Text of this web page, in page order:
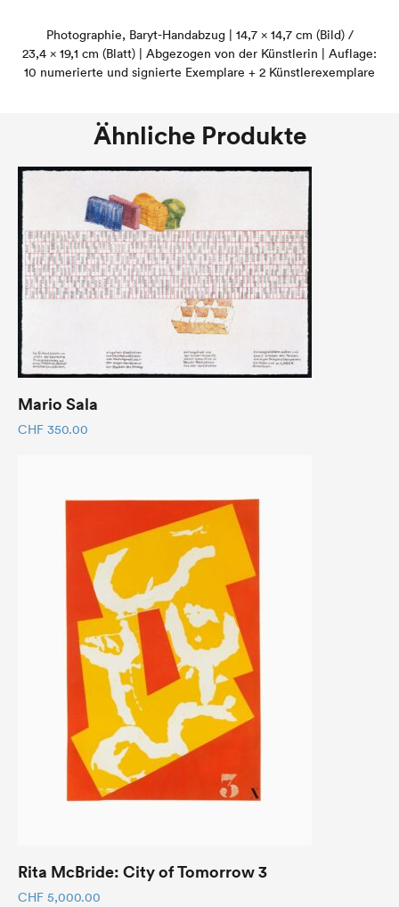
Photographie, Baryt-Handabzug | 14,7 × 14,7 cm (Bild) /
23,4 × 19,1 cm (Blatt) | Abgezogen von der Künstlerin | Auflage:
10 numerierte und signierte Exemplare + 2 Künstlerexemplare
Ähnliche Produkte
Mario Sala
CHF 350.00
Rita McBride: City of Tomorrow 3
CHF 5,000.00